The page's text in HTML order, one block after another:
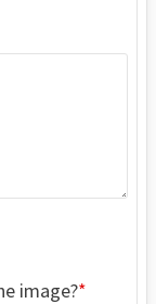
image?